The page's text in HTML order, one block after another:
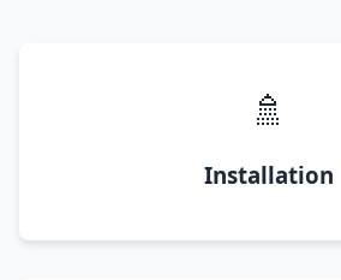
🚿
Installation